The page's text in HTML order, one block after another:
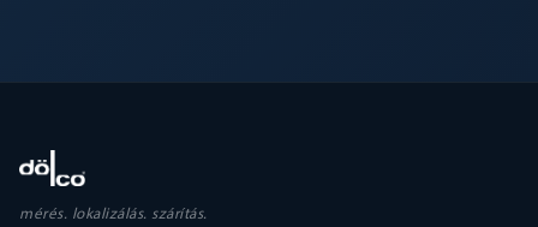
mérés. lokalizálás. szárítás.